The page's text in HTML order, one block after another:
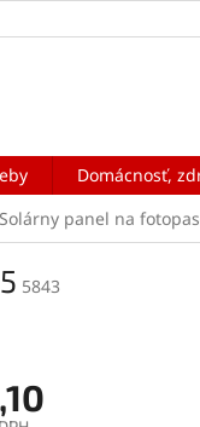
Domácnosť,
Solárny panel na
5843